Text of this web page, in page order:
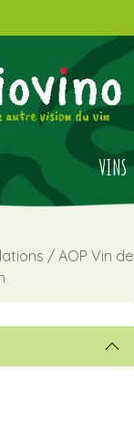
VINS
/ AOP Vin de